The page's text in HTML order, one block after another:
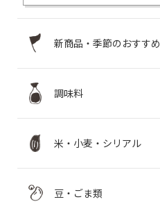
新商品・季節のおすすめ
調味料
米・小麦・シリアル
豆・ごま類